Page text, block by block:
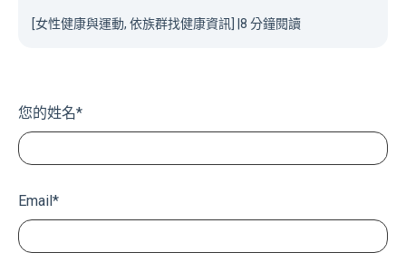
[女性健康與運動, 依族群找健康資訊] 8 分鐘閱讀
您的姓名*
Email *